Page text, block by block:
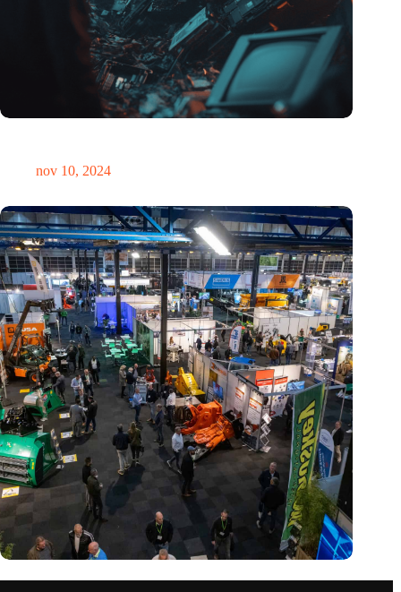
nov 10, 2024
legt accent op de rol van AI